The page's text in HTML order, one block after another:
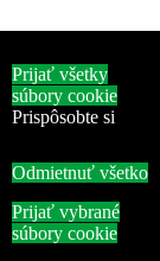
Prijať všetky
súbory cookie
Prispôsobte si
Odmietnuť všetko
Prijať vybrané
súbory cookie